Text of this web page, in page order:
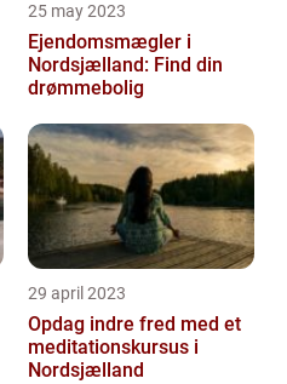
25 may 2023
Ejendomsmægler i
Nordsjælland: Find din
drømmebolig
29 april 2023
Opdag indre fred med et
meditationskursus i
Nordsjælland